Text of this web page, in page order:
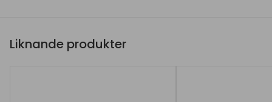
Liknande produkter